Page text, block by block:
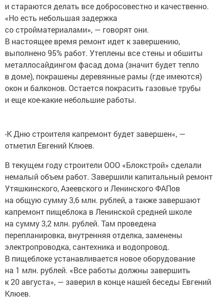
и стараются делать все добросовестно и качественно.
«Но есть небольшая задержка
со стройматериалами», — говорят они.
В настоящее время ремонт идет к завершению,
выполнено 95% работ. Утеплены все стены и обшиты
металлосайдингом фасад дома (значит будет тепло
в доме), покрашены деревянные рамы (где имеются)
окон и балконов. Остается покрасить газовые трубы
и еще кое-какие небольшие работы.
-К Дню строителя капремонт будет завершен«, —
отметил Евгений Клюев.
В текущем году строители ООО «Блокстрой» сделали
немалый объем работ. Завершили капитальный ремонт
Утяшкинского, Азеевского и Ленинского ФАПов
на общую сумму 3,6 млн. рублей, а также завершают
капремонт пищеблока в Ленинской средней школе
на сумму 3,2 млн. рублей. Там проведена
перепланировка, внутренняя отделка, заменены
электропроводка, сантехника и водопровод.
В пищеблоке устанавливается новое оборудование
на 1 млн. рублей. «Все работы должны завершить
к 20 августа», — заверил в конце нашей беседы Евгений
Клюев.